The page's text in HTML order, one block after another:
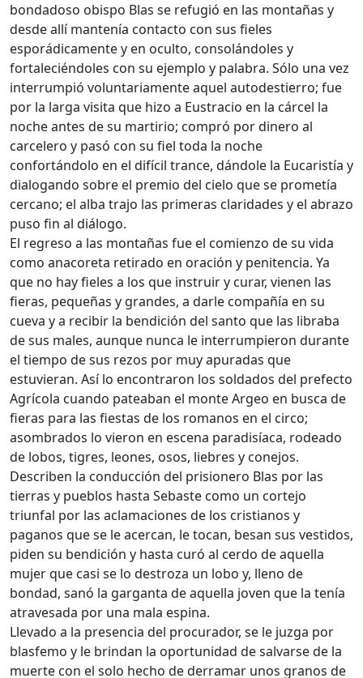
bondadoso obispo Blas se refugió en las montañas y
desde allí mantenía contacto con sus fieles
esporádicamente y en oculto, consolándoles y
fortaleciéndoles con su ejemplo y palabra. Sólo una vez
interrumpió voluntariamente aquel autodestierro; fue
por la larga visita que hizo a Eustracio en la cárcel la
noche antes de su martirio; compró por dinero al
carcelero y pasó con su fiel toda la noche
confortándolo en el difícil trance, dándole la Eucaristía y
dialogando sobre el premio del cielo que se prometía
cercano; el alba trajo las primeras claridades y el abrazo
puso fin al diálogo.
El regreso a las montañas fue el comienzo de su vida
como anacoreta retirado en oración y penitencia. Ya
que no hay fieles a los que instruir y curar, vienen las
fieras, pequeñas y grandes, a darle compañía en su
cueva y a recibir la bendición del santo que las libraba
de sus males, aunque nunca le interrumpieron durante
el tiempo de sus rezos por muy apuradas que
estuvieran. Así lo encontraron los soldados del prefecto
Agrícola cuando pateaban el monte Argeo en busca de
fieras para las fiestas de los romanos en el circo;
asombrados lo vieron en escena paradisíaca, rodeado
de lobos, tigres, leones, osos, liebres y conejos.
Describen la conducción del prisionero Blas por las
tierras y pueblos hasta Sebaste como un cortejo
triunfal por las aclamaciones de los cristianos y
paganos que se le acercan, le tocan, besan sus vestidos,
piden su bendición y hasta curó al cerdo de aquella
mujer que casi se lo destroza un lobo y, lleno de
bondad, sanó la garganta de aquella joven que la tenía
atravesada por una mala espina.
Llevado a la presencia del procurador, se le juzga por
blasfemo y le brindan la oportunidad de salvarse de la
muerte con el solo hecho de derramar unos granos de